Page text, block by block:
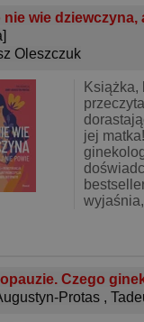
nie wie
Oleszczuk
Książka,
jej
Czego
Protas ,